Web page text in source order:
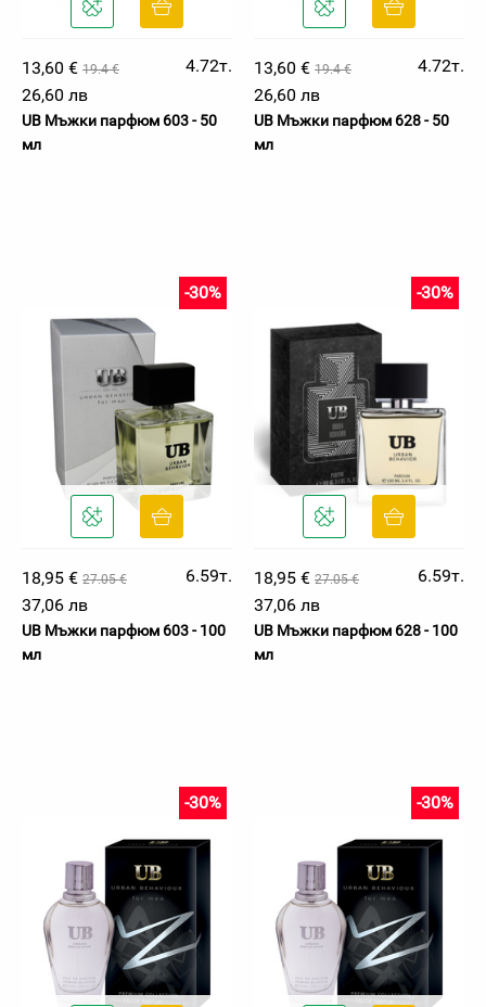
13,60 € 19.4 €
4.72т.
26,60 лв
UB Мъжки парфюм 603 - 50
мл
13,60 € 19.4 €
4.72т.
26,60 лв
UB Мъжки парфюм 628 - 50
мл
18,95 € 27.05 €
-30%
6.59т.
37,06 лв
UB Мъжки парфюм 603 - 100
мл
18,95 € 27.05 €
-30%
6.59т.
37,06 лв
UB Мъжки парфюм 628 - 100
мл
-30% -30%